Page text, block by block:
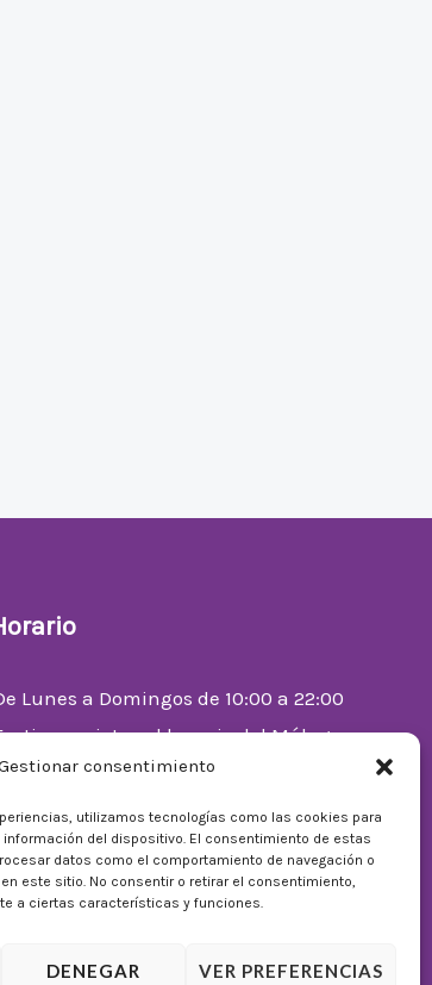
consentimiento
utilizamos tecnologías como las cookies para
del dispositivo. El consentimiento de estas
datos como el comportamiento de navegación o
este sitio. No consentir o retirar el consentimiento,
a ciertas características y funciones.
DENEGAR VER PREFERENCIAS
Lunes a Domingos de 10:00 a 22:00
sujetos al horario del Málaga
Factory